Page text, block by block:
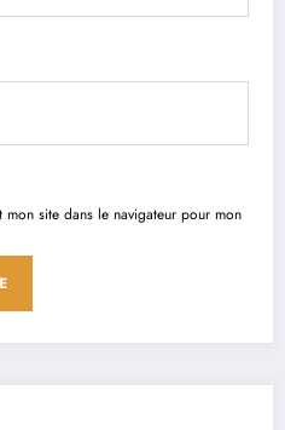
site dans le navigateur pour mon